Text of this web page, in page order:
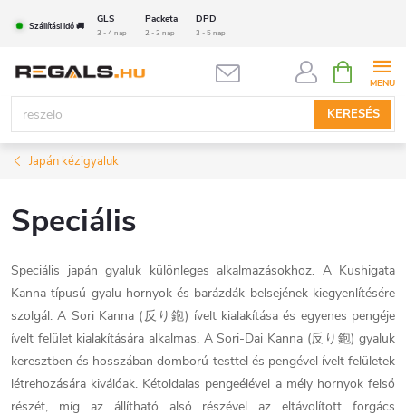
tartalomhoz
Szállítási idő 🚚
GLS Packeta DPD
3 - 4 nap 2 - 3 nap 3 - 5 nap
KERESÉS
KOSÁR
Japán kézigyaluk
Speciális
Speciális japán gyaluk különleges alkalmazásokhoz. A Kushigata
Kanna típusú gyalu hornyok és barázdák belsejének kiegyenlítésére
szolgál. A Sori Kanna (反り鉋) ívelt kialakítása és egyenes pengéje
ívelt felület kialakítására alkalmas. A Sori-Dai Kanna (反り鉋) gyaluk
keresztben és hosszában domború testtel és pengével ívelt felületek
létrehozására kiválóak. Kétoldalas pengeélével a mély hornyok felső
részét, míg az állítható alsó részével az eltávolított forgács